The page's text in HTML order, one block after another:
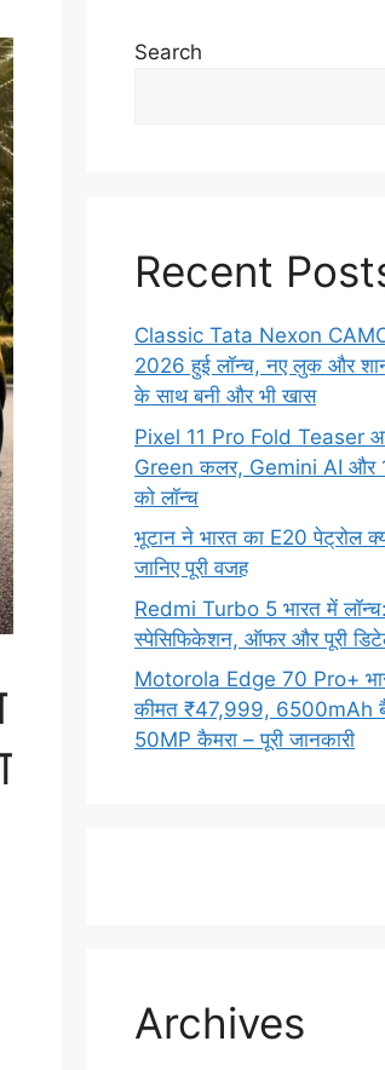
Search
Recent
Classic Tata Nexon
2026 हुई लॉन्च, नए लुक और
के साथ बनी और भी खास
Pixel 11 Pro Fold Teaser
Green कलर, Gemini AI और
को लॉन्च
भूटान ने भारत का E20 पेट्रोल
जानिए पूरी वजह
Redmi Turbo 5 भारत में
स्पेसिफिकेशन, ऑफर और पूरी
Motorola Edge 70 Pro+
कीमत ₹47,999, 6500mAh
50MP कैमरा – पूरी जानकारी
Archives